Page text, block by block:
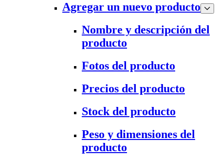
Agregar un nuevo producto
Nombre y descripción del
producto
Fotos del producto
Precios del producto
Stock del producto
Peso y dimensiones del
producto